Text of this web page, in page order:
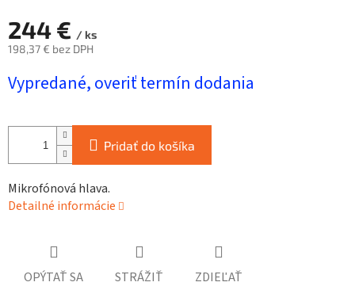
244 € / ks
198,37 € bez DPH
cena:
Vypredané, overiť termín dodania
Pridať do košíka
Mikrofónová hlava.
Detailné informácie
OPÝTAŤ SA STRÁŽIŤ ZDIEĽAŤ